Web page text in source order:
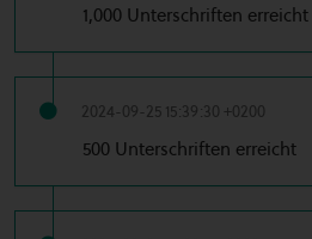
1,000 Unterschriften erreicht
2024-09-25 15:39:30 +0200
500 Unterschriften erreicht